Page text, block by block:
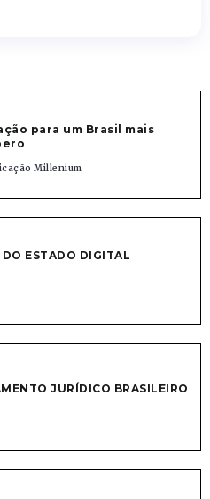
para um Brasil mais
Millenium
ESTADO DIGITAL
JURÍDICO BRASILEIRO